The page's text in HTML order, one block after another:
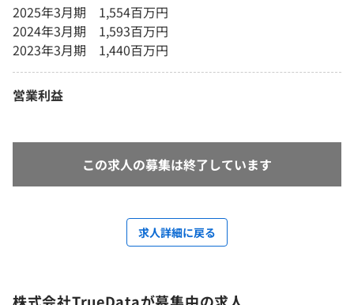
2025年3月期 1,554百万円
2024年3月期 1,593百万円
2023年3月期 1,440百万円
営業利益
この求人の募集は終了しています
求人詳細に戻る
株式会社TrueDataが募集中の求人